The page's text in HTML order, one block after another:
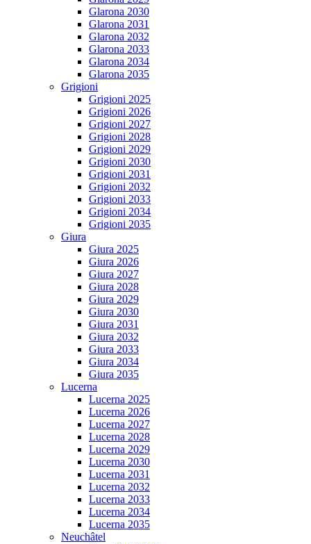
Glarona 2030
Glarona 2031
Glarona 2032
Glarona 2033
Glarona 2034
Glarona 2035
Grigioni
Grigioni 2025
Grigioni 2026
Grigioni 2027
Grigioni 2028
Grigioni 2029
Grigioni 2030
Grigioni 2031
Grigioni 2032
Grigioni 2033
Grigioni 2034
Grigioni 2035
Giura
Giura 2025
Giura 2026
Giura 2027
Giura 2028
Giura 2029
Giura 2030
Giura 2031
Giura 2032
Giura 2033
Giura 2034
Giura 2035
Lucerna
Lucerna 2025
Lucerna 2026
Lucerna 2027
Lucerna 2028
Lucerna 2029
Lucerna 2030
Lucerna 2031
Lucerna 2032
Lucerna 2033
Lucerna 2034
Lucerna 2035
Neuchâtel